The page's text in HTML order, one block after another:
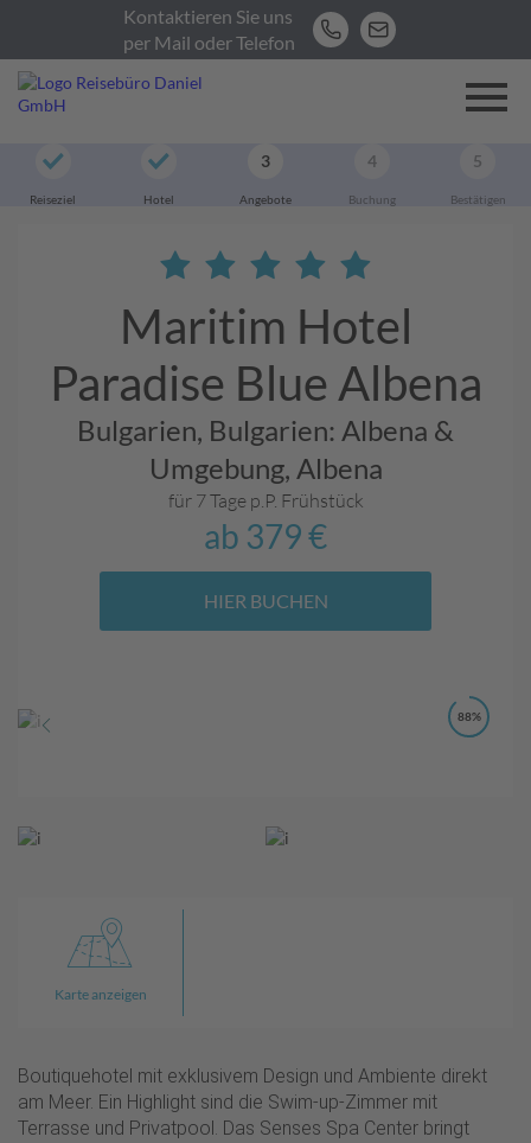
Kontaktieren Sie uns
per Mail oder Telefon
Reiseziel Hotel
3
Angebote
4
Buchung
5
Bestätigen
Maritim Hotel
Paradise Blue Albena
Bulgarien, Bulgarien: Albena &
Umgebung, Albena
für 7 Tage p.P. Frühstück
ab 379 €
HIER BUCHEN
88%
Karte anzeigen
Boutiquehotel mit exklusivem Design und Ambiente direkt
am Meer. Ein Highlight sind die Swim-up-Zimmer mit
Terrasse und Privatpool. Das Senses Spa Center bringt